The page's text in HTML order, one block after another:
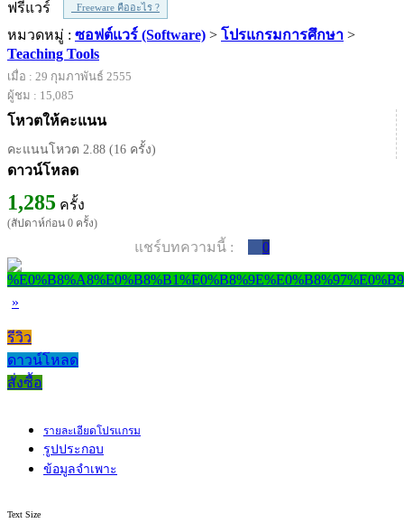
ฟรีแวร์
Freeware คืออะไร ?
หมวดหมู่ : ซอฟต์แวร์ (Software) > โปรแกรมการศึกษา >
Teaching Tools
เมื่อ : 29 กุมภาพันธ์ 2555
ผู้ชม : 15,085
โหวตให้คะแนน
คะแนนโหวต 2.88 (16 ครั้ง)
ดาวน์โหลด
1,285 ครั้ง
(สัปดาห์ก่อน 0 ครั้ง)
แชร์บทความนี้ : 0
»
รีวิว
ดาวน์โหลด
สั่งซื้อ
รายละเอียดโปรแกรม
รูปประกอบ
ข้อมูลจำเพาะ
Text Size